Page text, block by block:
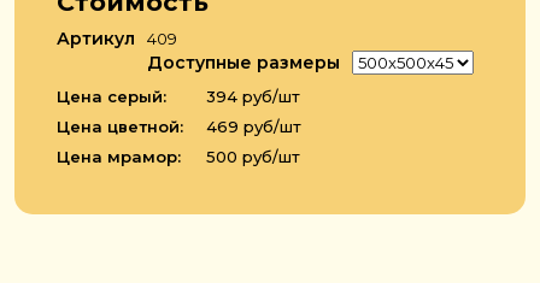
Артикул 409
Доступные размеры
Цена серый:
394 руб/шт
Цена цветной:
469 руб/шт
Цена мрамор:
500 руб/шт